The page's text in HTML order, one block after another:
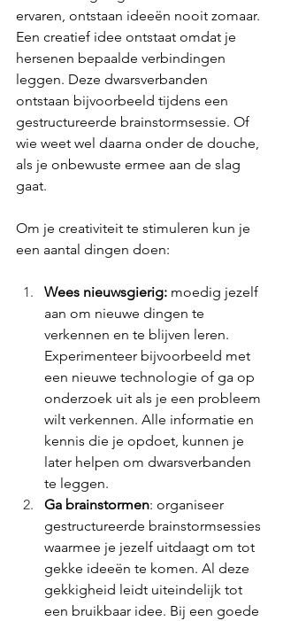
ervaren, ontstaan ideeën nooit zomaar.
Een creatief idee ontstaat omdat je
hersenen bepaalde verbindingen
leggen. Deze dwarsverbanden
ontstaan bijvoorbeeld tijdens een
gestructureerde brainstormsessie. Of
wie weet wel daarna onder de douche,
als je onbewuste ermee aan de slag
gaat.
Om je creativiteit te stimuleren kun je
een aantal dingen doen:
Wees nieuwsgierig: moedig jezelf
aan om nieuwe dingen te
verkennen en te blijven leren.
Experimenteer bijvoorbeeld met
een nieuwe technologie of ga op
onderzoek uit als je een probleem
wilt verkennen. Alle informatie en
kennis die je opdoet, kunnen je
later helpen om dwarsverbanden
te leggen.
Ga brainstormen: organiseer
gestructureerde brainstormsessies
waarmee je jezelf uitdaagt om tot
gekke ideeën te komen. Al deze
gekkigheid leidt uiteindelijk tot
een bruikbaar idee. Bij een goede